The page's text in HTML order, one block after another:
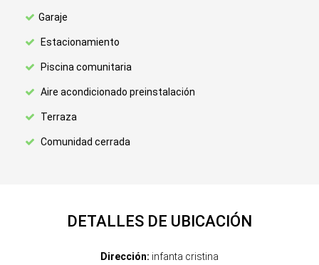
Garaje
Estacionamiento
Piscina comunitaria
Aire acondicionado preinstalación
Terraza
Comunidad cerrada
DETALLES DE UBICACIÓN
Dirección: infanta cristina